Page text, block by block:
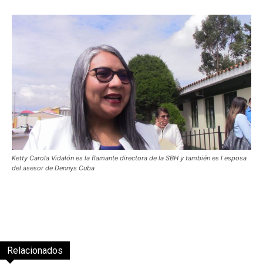
Ketty Carola Vidalón es la flamante directora de la SBH y también es l esposa
del asesor de Dennys Cuba
Relacionados